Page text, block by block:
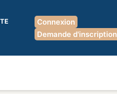
Connexion
Demande d'inscription